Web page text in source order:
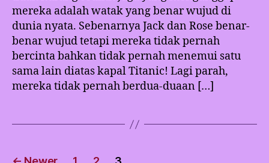
mereka adalah watak yang benar wujud di
dunia nyata. Sebenarnya Jack dan Rose benar-
benar wujud tetapi mereka tidak pernah
bercinta bahkan tidak pernah menemui satu
sama lain diatas kapal Titanic! Lagi parah,
mereka tidak pernah berdua-duaan […]
Posts